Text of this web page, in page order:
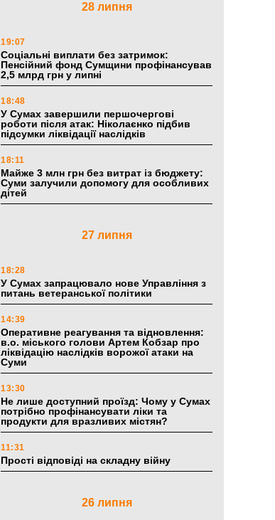
28 липня
19:07
Соціальні виплати без затримок:
Пенсійний фонд Сумщини профінансував
2,5 млрд грн у липні
18:48
У Сумах завершили першочергові
роботи після атак: Ніколаєнко підбив
підсумки ліквідації наслідків
18:11
Майже 3 млн грн без витрат із бюджету:
Суми залучили допомогу для особливих
дітей
27 липня
18:28
У Сумах запрацювало нове Управління з
питань ветеранської політики
14:39
Оперативне реагування та відновлення:
в.о. міського голови Артем Кобзар про
ліквідацію наслідків ворожої атаки на
Суми
13:30
Не лише доступний проїзд: Чому у Сумах
потрібно профінансувати ліки та
продукти для вразливих містян?
11:31
Прості відповіді на складну війну
26 липня